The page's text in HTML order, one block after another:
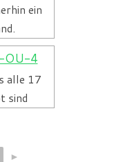
ein
alle 17
sind
►